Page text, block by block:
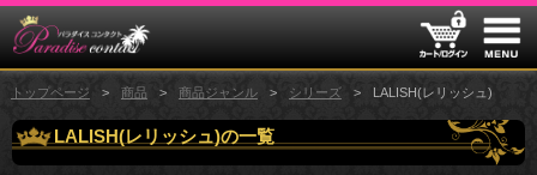
トップページ 商品 商品ジャンル シリーズ LALISH(レリッシュ)
LALISH(レリッシュ)の一覧